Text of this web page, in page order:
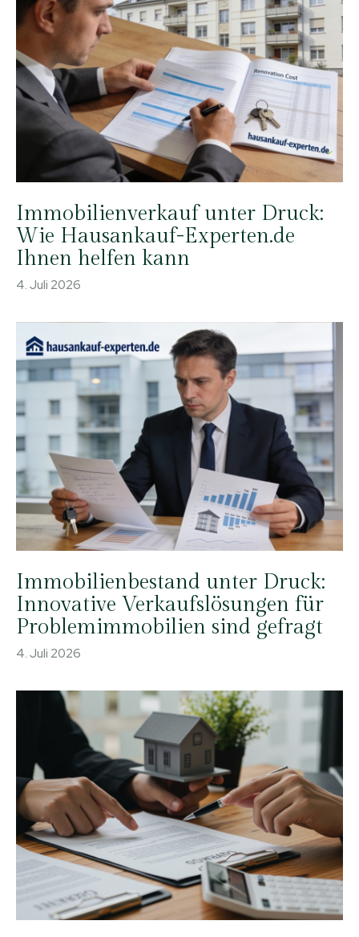
Immobilienverkauf unter Druck:
Wie Hausankauf-Experten.de
Ihnen helfen kann
4. Juli 2026
Immobilienbestand unter Druck:
Innovative Verkaufslösungen für
Problemimmobilien sind gefragt
4. Juli 2026